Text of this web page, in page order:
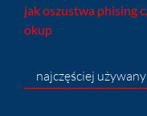
jak oszustwa phising
okup
najczęściej